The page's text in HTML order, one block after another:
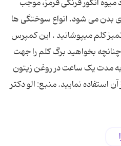
میوه انگور فرنگی قرمز، موجب
بدن می شود. انواع سوختگی ها
کلم میپوشانید . این کمپرس
بخواهید برگ کلم را جهت
به مدت یک ساعت در روغن زیتون
استفاده نمایید. منبع: الو دکتر